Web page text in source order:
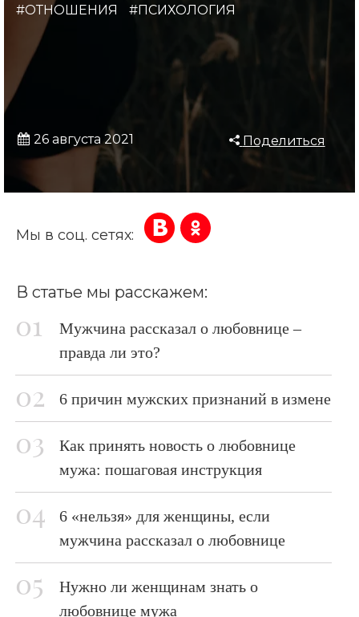
#ОТНОШЕНИЯ #ПСИХОЛОГИЯ
26 августа 2021 Поделиться
Мы в соц. сетях:
В статье мы расскажем:
Мужчина рассказал о любовнице –
правда ли это?
6 причин мужских признаний в измене
Как принять новость о любовнице
мужа: пошаговая инструкция
6 «нельзя» для женщины, если
мужчина рассказал о любовнице
Нужно ли женщинам знать о
любовнице мужа